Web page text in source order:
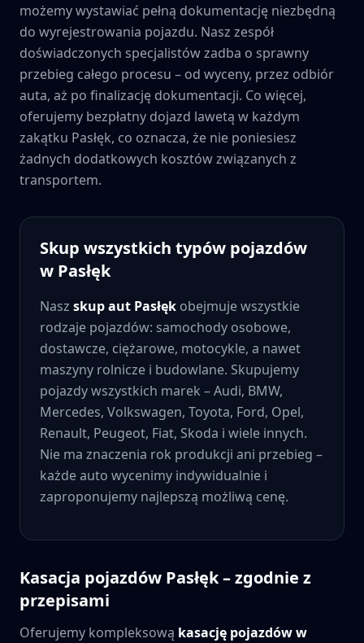
możemy wystawiać pełną dokumentację niezbędną
do wyrejestrowania pojazdu. Nasz zespół
doświadczonych specjalistów zadba o sprawny
przebieg całego procesu – od wyceny, przez odbiór
auta, aż po finalizację dokumentacji. Co więcej,
oferujemy bezpłatny dojazd lawetą w każdym
zakątku Pasłęk, co oznacza, że nie poniesiesz
żadnych dodatkowych kosztów związanych z
transportem.
Skup wszystkich typów pojazdów
w Pasłęk
Nasz skup aut Pasłęk obejmuje wszystkie
rodzaje pojazdów: samochody osobowe,
dostawcze, ciężarowe, motocykle, a nawet
maszyny rolnicze i budowlane. Skupujemy
pojazdy wszystkich marek – Audi, BMW,
Mercedes, Volkswagen, Toyota, Ford, Opel,
Renault, Peugeot, Fiat, Skoda i wiele innych.
Nie ma znaczenia rok produkcji ani przebieg –
każde auto wycenimy indywidualnie i
zaproponujemy najlepszą możliwą cenę.
Kasacja pojazdów Pasłęk– zgodnie z
przepisami
Oferujemy kompleksową kasację pojazdów w